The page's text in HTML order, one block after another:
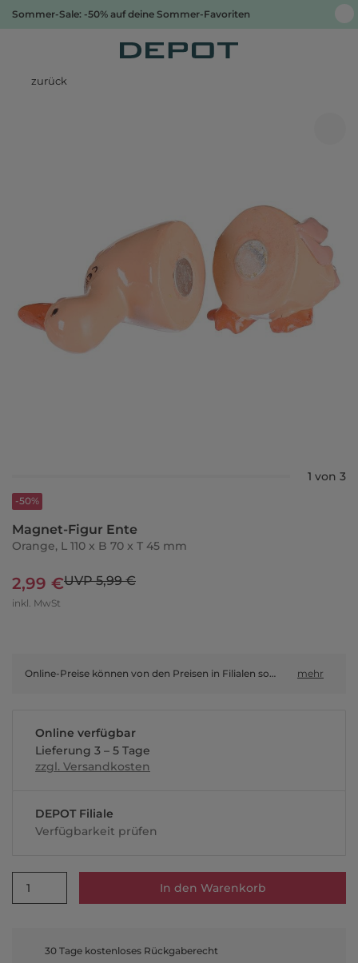
Sommer-Sale: -50% auf deine Sommer-Favoriten
zurück
1 von 3
-50%
Magnet-Figur Ente
Orange, L 110 x B 70 x T 45 mm
2,99 €UVP 5,99 €
inkl. MwSt
Online-Preise können von den Preisen in Filialen sowie Shop-in-Shop-Flächen abweichen. mehr
Online verfügbar
Lieferung 3 – 5 Tage
zzgl. Versandkosten
DEPOT Filiale
Verfügbarkeit prüfen
1 In den Warenkorb
30 Tage kostenloses Rückgaberecht